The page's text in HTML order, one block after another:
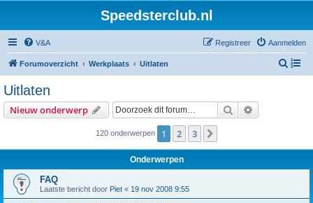
Speedsterclub.nl
V&A Aanmelden
Registreer
Forumoverzicht Werkplaats Uitlaten
Z
Uitlaten
Nieuw onderwerp Zoek
120 onderwerpen 1 2 3
Onderwerpen
FAQ
Laatste bericht door Piet « 19 nov 2008 9:55